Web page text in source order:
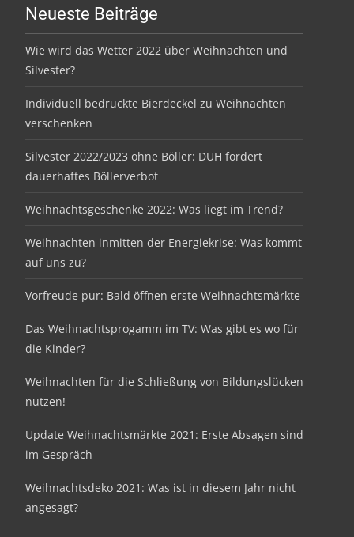
Neueste Beiträge
Wie wird das Wetter 2022 über Weihnachten und
Silvester?
Individuell bedruckte Bierdeckel zu Weihnachten
verschenken
Silvester 2022/2023 ohne Böller: DUH fordert
dauerhaftes Böllerverbot
Weihnachtsgeschenke 2022: Was liegt im Trend?
Weihnachten inmitten der Energiekrise: Was kommt
auf uns zu?
Vorfreude pur: Bald öffnen erste Weihnachtsmärkte
Das Weihnachtsprogamm im TV: Was gibt es wo für
die Kinder?
Weihnachten für die Schließung von Bildungslücken
nutzen!
Update Weihnachtsmärkte 2021: Erste Absagen sind
im Gespräch
Weihnachtsdeko 2021: Was ist in diesem Jahr nicht
angesagt?